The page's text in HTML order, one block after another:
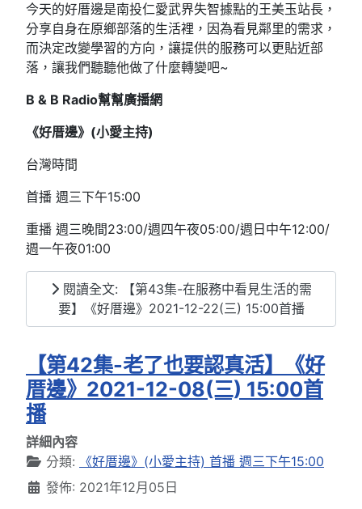
今天的好厝邊是南投仁愛武界失智據點的王美玉站長，
分享自身在原鄉部落的生活裡，因為看見鄰里的需求，
而決定改變學習的方向，讓提供的服務可以更貼近部
落，讓我們聽聽他做了什麼轉變吧~
B & B Radio幫幫廣播網
《好厝邊》(小愛主持)
台灣時間
首播 週三下午15:00
重播 週三晚間23:00/週四午夜05:00/週日中午12:00/
週一午夜01:00
閱讀全文: 【第43集-在服務中看見生活的需
要】《好厝邊》2021-12-22(三) 15:00首播
【第42集-老了也要認真活】《好
厝邊》2021-12-08(三) 15:00首
播
詳細內容
分類:
《好厝邊》(小愛主持) 首播 週三下午15:00
發佈: 2021年12月05日